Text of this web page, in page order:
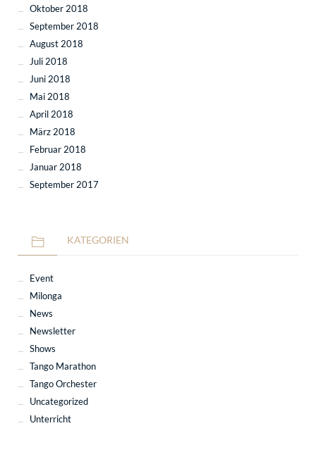
Oktober 2018
September 2018
August 2018
Juli 2018
Juni 2018
Mai 2018
April 2018
März 2018
Februar 2018
Januar 2018
September 2017
KATEGORIEN
Event
Milonga
News
Newsletter
Shows
Tango Marathon
Tango Orchester
Uncategorized
Unterricht